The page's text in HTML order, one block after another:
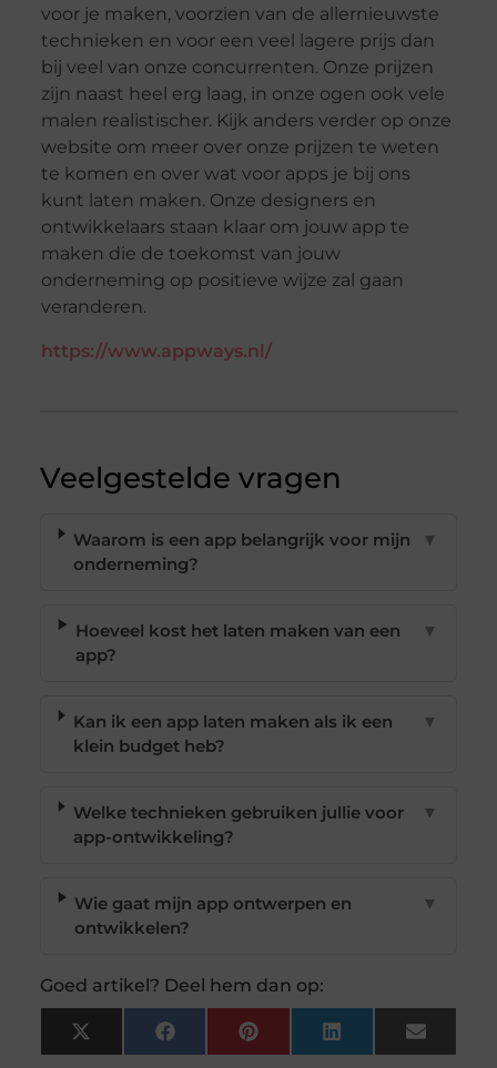
voor je maken, voorzien van de allernieuwste
technieken en voor een veel lagere prijs dan
bij veel van onze concurrenten. Onze prijzen
zijn naast heel erg laag, in onze ogen ook vele
malen realistischer. Kijk anders verder op onze
website om meer over onze prijzen te weten
te komen en over wat voor apps je bij ons
kunt laten maken. Onze designers en
ontwikkelaars staan klaar om jouw app te
maken die de toekomst van jouw
onderneming op positieve wijze zal gaan
veranderen.
https://www.appways.nl/
Veelgestelde vragen
Waarom is een app belangrijk voor mijn
onderneming?
▼
Hoeveel kost het laten maken van een
app?
▼
Kan ik een app laten maken als ik een
klein budget heb?
▼
Welke technieken gebruiken jullie voor
app-ontwikkeling?
▼
Wie gaat mijn app ontwerpen en
ontwikkelen?
▼
Goed artikel? Deel hem dan op:
X
(Twitter)
FacebookPinterest LinkedIn Email